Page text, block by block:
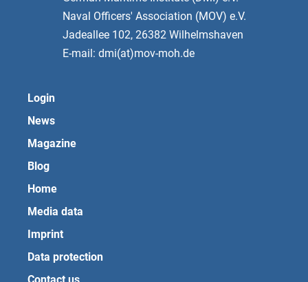
Naval Officers' Association (MOV) e.V.
Jadeallee 102, 26382 Wilhelmshaven
E-mail: dmi(at)mov-moh.de
Login
News
Magazine
Blog
Home
Media data
Imprint
Data protection
Contact us